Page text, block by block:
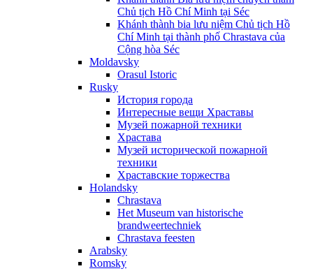
Chủ tịch Hồ Chí Minh tại Séc
Khánh thành bia lưu niệm Chủ tịch Hồ
Chí Minh tại thành phố Chrastava của
Cộng hòa Séc
Moldavsky
Orasul Istoric
Rusky
История города
Интересные вещи Храставы
Музей пожарной техники
Храстава
Музей исторической пожарной
техники
Храставские торжества
Holandsky
Chrastava
Het Museum van historische
brandweertechniek
Chrastava feesten
Arabsky
Romsky